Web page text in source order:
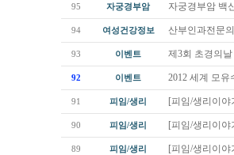
95 자궁경부암 자궁경부암 백
94 여성건강정보 산부인과전문
93 이벤트 제3회 초경의
92 이벤트 2012 세계 모
91 피임/생리 [피임/생리이
90 피임/생리 [피임/생리이
89 피임/생리 [피임/생리이